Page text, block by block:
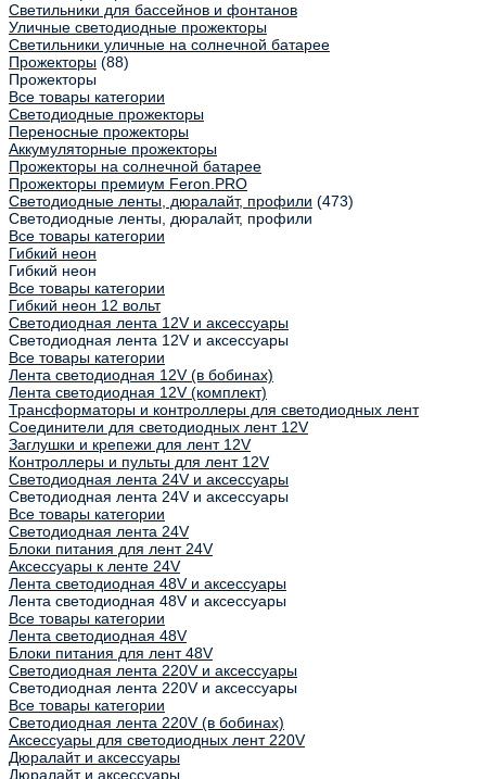
Светильники для бассейнов и фонтанов
Уличные светодиодные прожекторы
Светильники уличные на солнечной батарее
Прожекторы (88)
Прожекторы
Все товары категории
Светодиодные прожекторы
Переносные прожекторы
Аккумуляторные прожекторы
Прожекторы на солнечной батарее
Прожекторы премиум Feron.PRO
Светодиодные ленты, дюралайт, профили (473)
Светодиодные ленты, дюралайт, профили
Все товары категории
Гибкий неон
Гибкий неон
Все товары категории
Гибкий неон 12 вольт
Светодиодная лента 12V и аксессуары
Светодиодная лента 12V и аксессуары
Все товары категории
Лента светодиодная 12V (в бобинах)
Лента светодиодная 12V (комплект)
Трансформаторы и контроллеры для светодиодных лент
Соединители для светодиодных лент 12V
Заглушки и крепежи для лент 12V
Контроллеры и пульты для лент 12V
Светодиодная лента 24V и аксессуары
Светодиодная лента 24V и аксессуары
Все товары категории
Светодиодная лента 24V
Блоки питания для лент 24V
Аксессуары к ленте 24V
Лента светодиодная 48V и аксессуары
Лента светодиодная 48V и аксессуары
Все товары категории
Лента светодиодная 48V
Блоки питания для лент 48V
Светодиодная лента 220V и аксессуары
Светодиодная лента 220V и аксессуары
Все товары категории
Светодиодная лента 220V (в бобинах)
Аксессуары для светодиодных лент 220V
Дюралайт и аксессуары
Дюралайт и аксессуары